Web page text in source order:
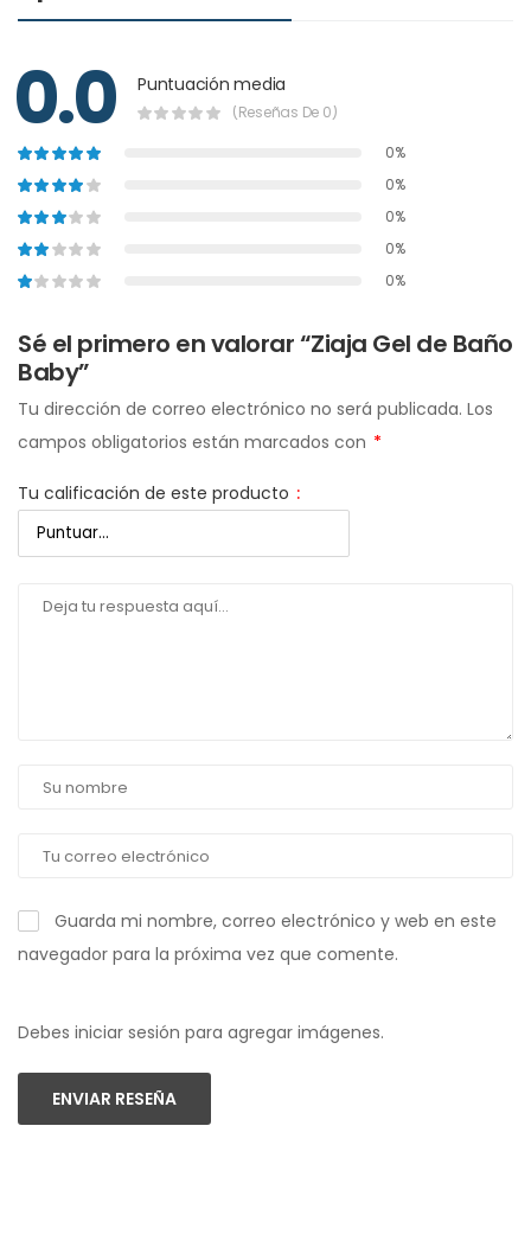
0.0 Puntuación media
(Reseñas De 0)
0%
0%
0%
0%
0%
Sé el primero en valorar “Ziaja Gel de Baño
Baby”
Tu dirección de correo electrónico no será publicada. Los
campos obligatorios están marcados con *
Tu calificación de este producto :
Guarda mi nombre, correo electrónico y web en este
navegador para la próxima vez que comente.
Debes iniciar sesión para agregar imágenes.
ENVIAR RESEÑA